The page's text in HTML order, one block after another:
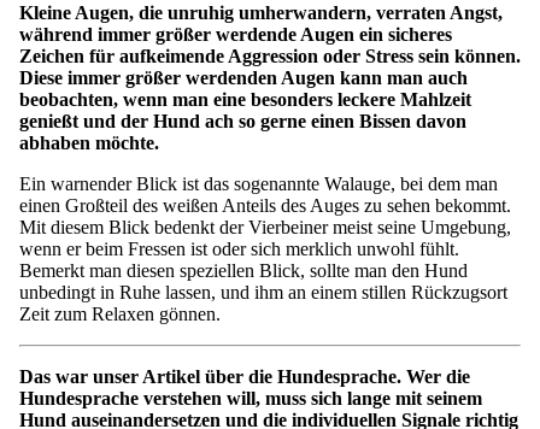
Kleine Augen, die unruhig umherwandern, verraten Angst,
während immer größer werdende Augen ein sicheres
Zeichen für aufkeimende Aggression oder Stress sein können.
Diese immer größer werdenden Augen kann man auch
beobachten, wenn man eine besonders leckere Mahlzeit
genießt und der Hund ach so gerne einen Bissen davon
abhaben möchte.
Ein warnender Blick ist das sogenannte Walauge, bei dem man
einen Großteil des weißen Anteils des Auges zu sehen bekommt.
Mit diesem Blick bedenkt der Vierbeiner meist seine Umgebung,
wenn er beim Fressen ist oder sich merklich unwohl fühlt.
Bemerkt man diesen speziellen Blick, sollte man den Hund
unbedingt in Ruhe lassen, und ihm an einem stillen Rückzugsort
Zeit zum Relaxen gönnen.
Das war unser Artikel über die Hundesprache. Wer die
Hundesprache verstehen will, muss sich lange mit seinem
Hund auseinandersetzen und die individuellen Signale richtig